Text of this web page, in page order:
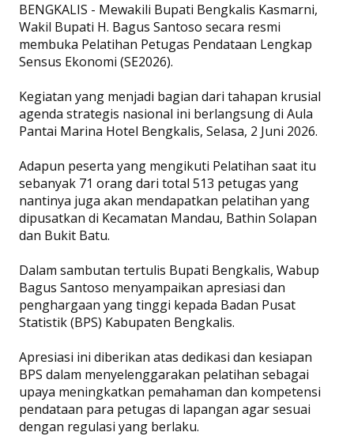
BENGKALIS - Mewakili Bupati Bengkalis Kasmarni,
Wakil Bupati H. Bagus Santoso secara resmi
membuka Pelatihan Petugas Pendataan Lengkap
Sensus Ekonomi (SE2026).
Kegiatan yang menjadi bagian dari tahapan krusial
agenda strategis nasional ini berlangsung di Aula
Pantai Marina Hotel Bengkalis, Selasa, 2 Juni 2026.
Adapun peserta yang mengikuti Pelatihan saat itu
sebanyak 71 orang dari total 513 petugas yang
nantinya juga akan mendapatkan pelatihan yang
dipusatkan di Kecamatan Mandau, Bathin Solapan
dan Bukit Batu.
Dalam sambutan tertulis Bupati Bengkalis, Wabup
Bagus Santoso menyampaikan apresiasi dan
penghargaan yang tinggi kepada Badan Pusat
Statistik (BPS) Kabupaten Bengkalis.
Apresiasi ini diberikan atas dedikasi dan kesiapan
BPS dalam menyelenggarakan pelatihan sebagai
upaya meningkatkan pemahaman dan kompetensi
pendataan para petugas di lapangan agar sesuai
dengan regulasi yang berlaku.